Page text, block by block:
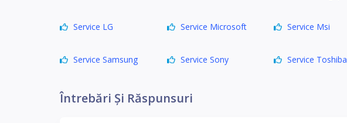
Service LG Service Microsoft Service Msi
Service Samsung Service Sony Service Toshiba
Întrebări Și Răspunsuri